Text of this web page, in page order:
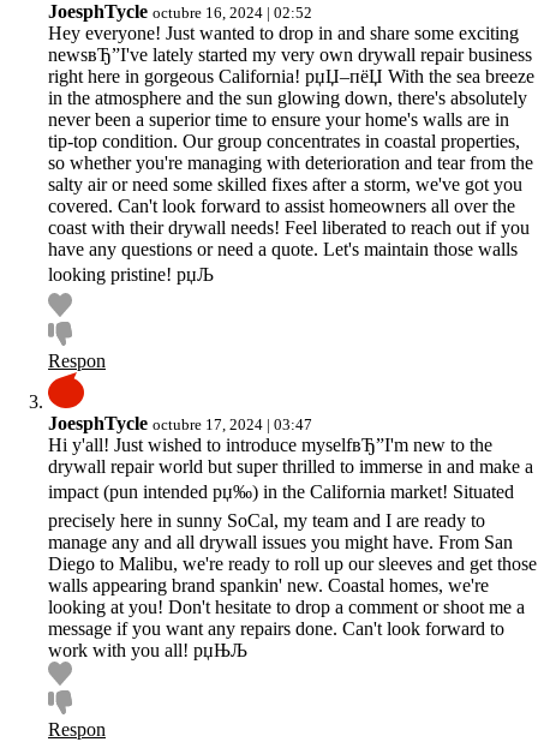
JoesphTycle octubre 16, 2024 | 02:52
Hey everyone! Just wanted to drop in and share some exciting
newsвЂ”I've lately started my very own drywall repair business
right here in gorgeous California! рџЏ–пёЏ With the sea breeze
in the atmosphere and the sun glowing down, there's absolutely
never been a superior time to ensure your home's walls are in
tip-top condition. Our group concentrates in coastal properties,
so whether you're managing with deterioration and tear from the
salty air or need some skilled fixes after a storm, we've got you
covered. Can't look forward to assist homeowners all over the
coast with their drywall needs! Feel liberated to reach out if you
have any questions or need a quote. Let's maintain those walls
looking pristine! рџЉ
Respon
JoesphTycle octubre 17, 2024 | 03:47
Hi y'all! Just wished to introduce myselfвЂ”I'm new to the
drywall repair world but super thrilled to immerse in and make a
impact (pun intended рџ‰) in the California market! Situated
precisely here in sunny SoCal, my team and I are ready to
manage any and all drywall issues you might have. From San
Diego to Malibu, we're ready to roll up our sleeves and get those
walls appearing brand spankin' new. Coastal homes, we're
looking at you! Don't hesitate to drop a comment or shoot me a
message if you want any repairs done. Can't look forward to
work with you all! рџЊЉ
Respon